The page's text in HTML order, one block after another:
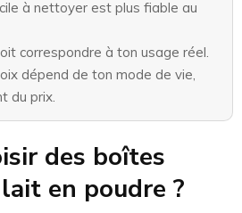
à nettoyer est plus fiable au
correspondre à ton usage réel.
dépend de ton mode de vie,
du prix.
des boîtes
en poudre ?